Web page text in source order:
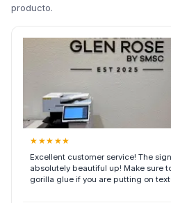
producto.
★ ★★ ★★
Excellent customer service! The
absolutely beautiful up! Make sure
gorilla glue if you are putting on